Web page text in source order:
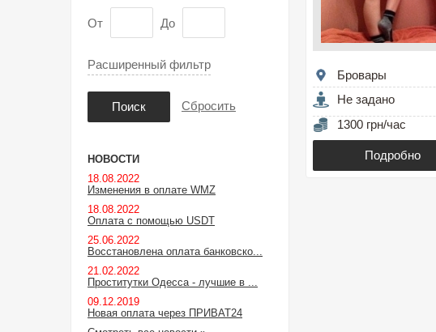
Бровары
Не задано
1300 грн/час
Подробно
От До
Расширенный фильтр
Поиск Сбросить
НОВОСТИ
18.08.2022
Изменения в оплате WMZ
18.08.2022
Оплата с помощью USDT
25.06.2022
Восстановлена оплата банковско...
21.02.2022
Проститутки Одесса - лучшие в ...
09.12.2019
Новая оплата через ПРИВАТ24